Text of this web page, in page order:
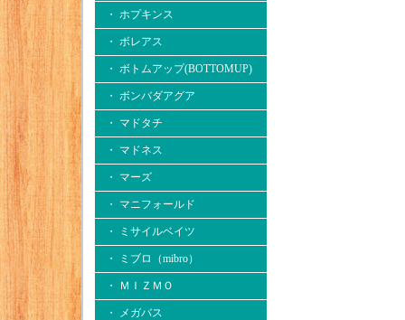
・ ホプキンス
・ ボレアス
・ ボトムアップ(BOTTOMUP)
・ ボンバダアグア
・ マドタチ
・ マドネス
・ マーズ
・ マニフォールド
・ ミサイルベイツ
・ ミブロ（mibro）
・ ＭＩＺＭＯ
・ メガバス